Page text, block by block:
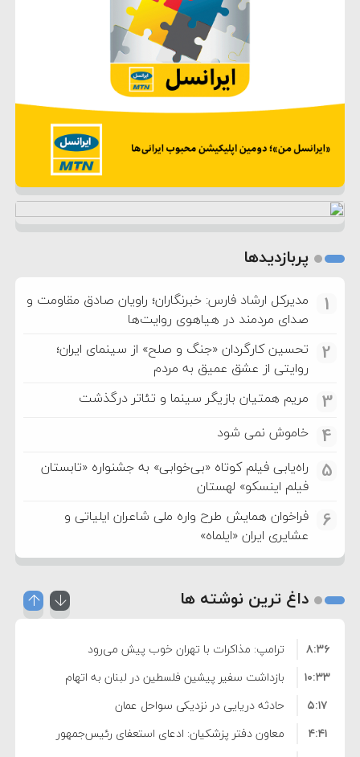
پربازدیدها
1
مدیرکل ارشاد فارس: خبرنگاران؛ راویان صادق مقاومت و
صدای مردمند در هیاهوی روایت‌ها
2
تحسین کارگردان «جنگ و صلح» از سینمای ایران؛
روایتی از عشق عمیق به مردم
3 مریم همتیان بازیگر سینما و تئاتر درگذشت
4 خاموش نمی شود
5
راه‌یابی فیلم کوتاه «بی‌خوابی» به جشنواره «تابستان
فیلم اینسکو» لهستان
6
فراخوان همایش طرح واره ملی شاعران ایلیاتی و
عشایری ایران «ایلماه»
داغ ترین نوشته ها
ترامپ: مذاکرات با تهران خوب پیش می‌رود
۸:۳۶
بازداشت سفیر پیشین فلسطین در لبنان به اتهام
فساد و اختلاس اموال
۱۰:۳۳
حادثه دریایی در نزدیکی سواحل عمان
۵:۱۷
معاون دفتر پزشکیان: ادعای استعفای رئیس‌جمهور
۴:۴۱